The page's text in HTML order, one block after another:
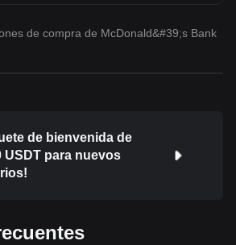
de compra de McDonald&#39;s Bank
de bienvenida de
USDT para nuevos